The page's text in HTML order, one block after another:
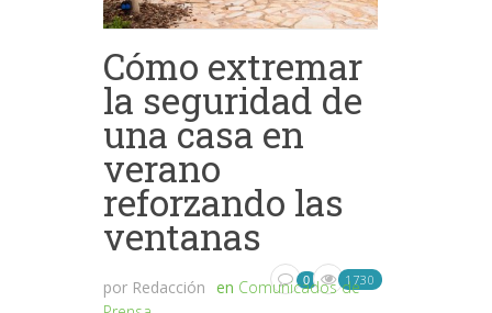
Cómo extremar
la seguridad de
una casa en
verano
reforzando las
ventanas
por Redacción en Comunicados de
0 1730